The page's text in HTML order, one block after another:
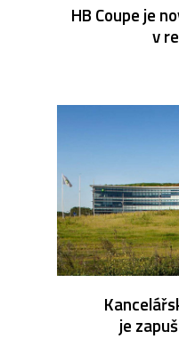
HB Coupe je
v
je